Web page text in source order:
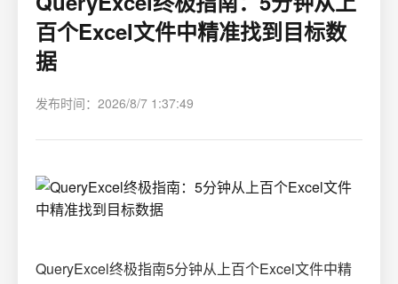
百个Excel文件中精准找到目标数
据
发布时间：2026/8/7 1:37:49
QueryExcel终极指南5分钟从上百个Excel文件中精